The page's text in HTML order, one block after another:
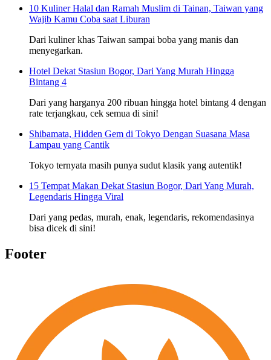
10 Kuliner Halal dan Ramah Muslim di Tainan, Taiwan yang
Wajib Kamu Coba saat Liburan
Dari kuliner khas Taiwan sampai boba yang manis dan
menyegarkan.
Hotel Dekat Stasiun Bogor, Dari Yang Murah Hingga
Bintang 4
Dari yang harganya 200 ribuan hingga hotel bintang 4 dengan
rate terjangkau, cek semua di sini!
Shibamata, Hidden Gem di Tokyo Dengan Suasana Masa
Lampau yang Cantik
Tokyo ternyata masih punya sudut klasik yang autentik!
15 Tempat Makan Dekat Stasiun Bogor, Dari Yang Murah,
Legendaris Hingga Viral
Dari yang pedas, murah, enak, legendaris, rekomendasinya
bisa dicek di sini!
Footer